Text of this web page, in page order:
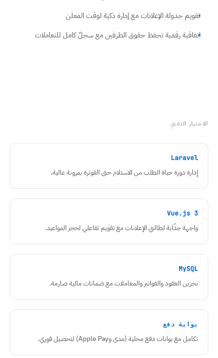
تقويم جدولة الإعلانات مع إدارة ذكية لوقت المعلن
اتفاقية رقمية تحفظ حقوق الطرفين مع سجلّ كامل للتعاملات
الاختيار التقني
Laravel
إدارة دورة حياة الطلب من الاستلام حتى الفوترة بمرونة عالية.
Vue.js 3
واجهة جذّابة لطالبي الإعلانات مع تقويم تفاعلي لحجز المواعيد.
MySQL
تخزين العقود والفواتير والمعاملات مع ضمانات مالية صارمة.
بوابة دفع
تكامل مع بوابات دفع محلية (مدى وApple Pay) لتحصيل فوري.